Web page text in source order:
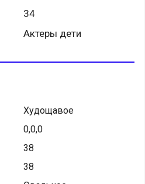
34
Актеры дети
Худощавое
0,0,0
38
38